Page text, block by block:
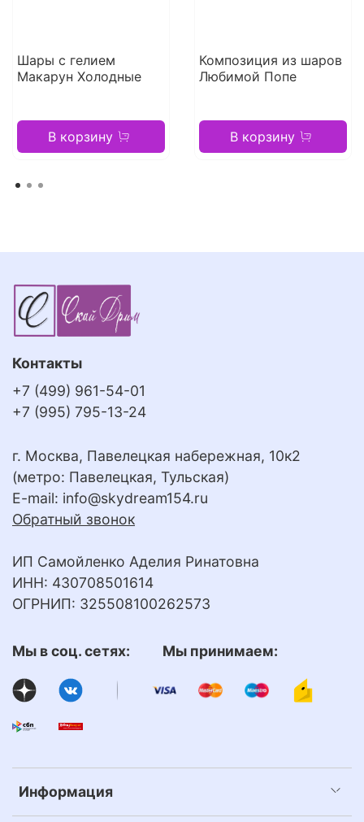
Шары с гелием
Макарун Холодные
В корзину
Композиция из шаров
Любимой Попе
В корзину
Информация
Контакты
+7 (499) 961-54-01
+7 (995) 795-13-24
г. Москва, Павелецкая набережная, 10к2
(метро: Павелецкая, Тульская)
E-mail: info@skydream154.ru
Обратный звонок
ИП Самойленко Аделия Ринатовна
ИНН: 430708501614
ОГРНИП: 325508100262573
Мы в соц. сетях: Мы принимаем: